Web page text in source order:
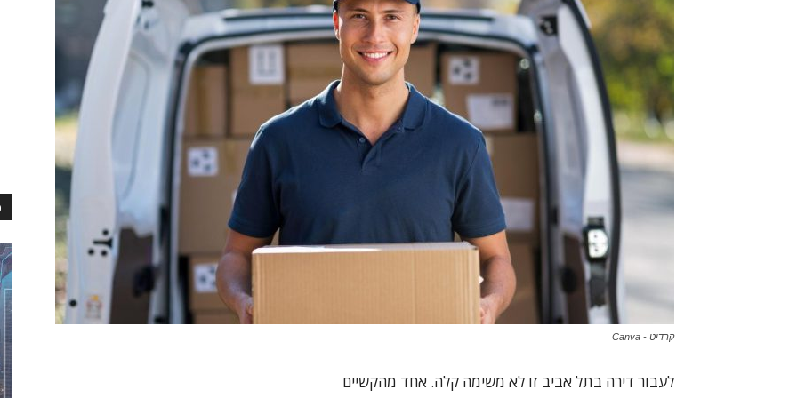
קרדיט - Canva
לעבור דירה בתל אביב זו לא משימה קלה. אחד מהקשיים